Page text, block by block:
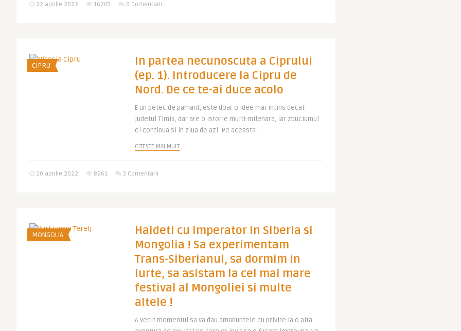
22 aprilie 2022 16265 0 Comentarii
CIPRU
In partea necunoscuta a Ciprului
(ep. 1). Introducere la Cipru de
Nord. De ce te-ai duce acolo
E un petec de pamant, este doar o idee mai intins decat
judetul Timis, dar are o istorie multi-milenara, iar zbuciumul
ei continua si in ziua de azi. Pe aceasta ..
CITEȘTE MAI MULT
20 aprilie 2022 8261 3 Comentarii
MONGOLIA
Haideti cu Imperator in Siberia si
Mongolia ! Sa experimentam
Trans-Siberianul, sa dormim in
iurte, sa asistam la cel mai mare
festival al Mongoliei si multe
altele !
A venit momentul sa va dau amanuntele cu privire la o alta